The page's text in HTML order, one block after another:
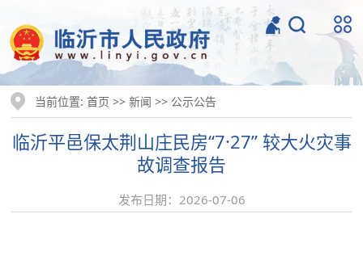
当前位置:首页 >>新闻 >> 公示公告
临沂平邑保太荆山庄民房“7·27” 较大火灾事
故调查报告
发布日期：2026-07-06